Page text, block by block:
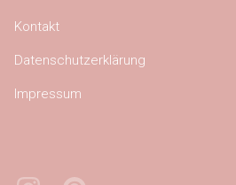
Kontakt
Datenschutzerklärung
Impressum
InstagramPinterest